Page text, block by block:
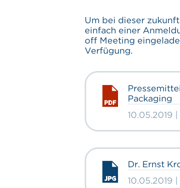
Um bei dieser
einfach einer
off Meeting
Verfügung.
Packaging
10.05.2019
Dr. Ernst
10.05.2019